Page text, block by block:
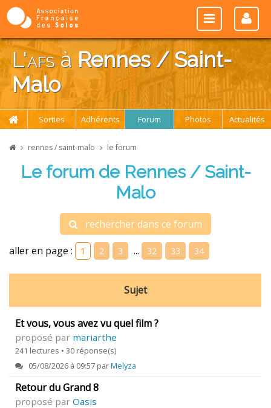
L'afsà Rennes / Saint-
Malo
Sorties Adhérents Forum Photos Actualités
rennes / saint-malo le forum
Le forum de Rennes / Saint-
Malo
rechercher dans ce forum
aller en page :
1 2 3 ... 32 33 34
Sujet
Et vous, vous avez vu quel film ?
proposé par mariarthe
241 lectures • 30 réponse(s)
05/08/2026 à 09:57 parMelyza
Retour du Grand 8
proposé par Oasis